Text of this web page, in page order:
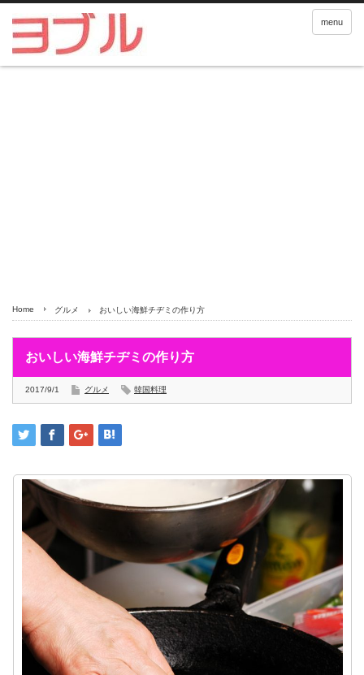
menu
Home グルメ おいしい海鮮チヂミの作り方
おいしい海鮮チヂミの作り方
2017/9/1 グルメ 韓国料理